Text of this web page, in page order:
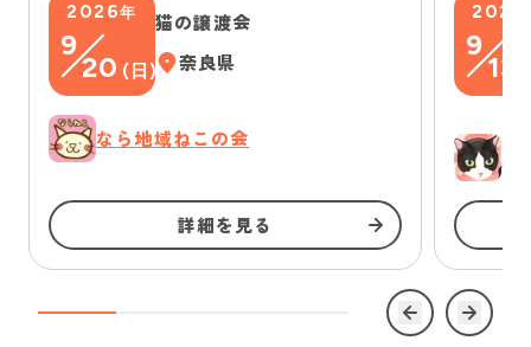
2026年
9
20 ( 日)
猫の譲渡会
奈良県
なら地域ねこの会
詳細を見る
2026
9
13
ゆ